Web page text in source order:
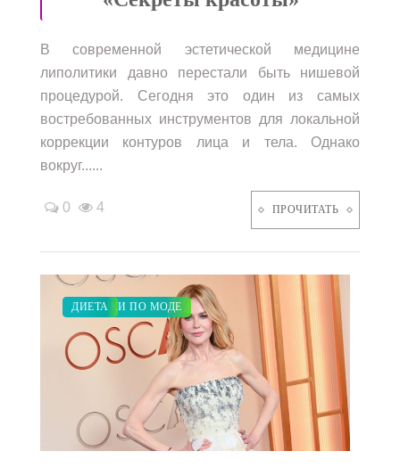
В современной эстетической медицине
липолитики давно перестали быть нишевой
процедурой. Сегодня это один из самых
востребованных инструментов для локальной
коррекции контуров лица и тела. Однако
вокруг......
0 4 ПРОЧИТАТЬ
КРАСОТА
ЗАКУПКИ ПО МОДЕ
ДИЕТА